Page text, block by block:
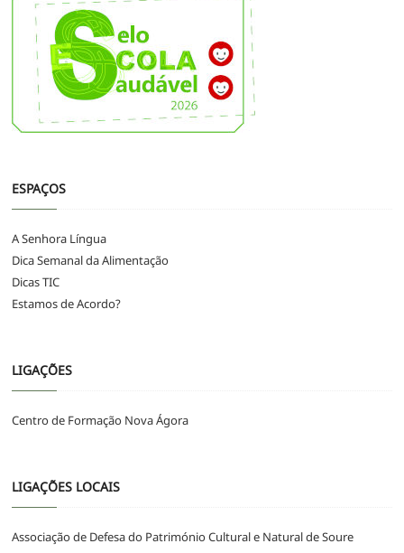
ESPAÇOS
A Senhora Língua
Dica Semanal da Alimentação
Dicas TIC
Estamos de Acordo?
LIGAÇÕES
Centro de Formação Nova Ágora
LIGAÇÕES LOCAIS
Associação de Defesa do Património Cultural e Natural de Soure